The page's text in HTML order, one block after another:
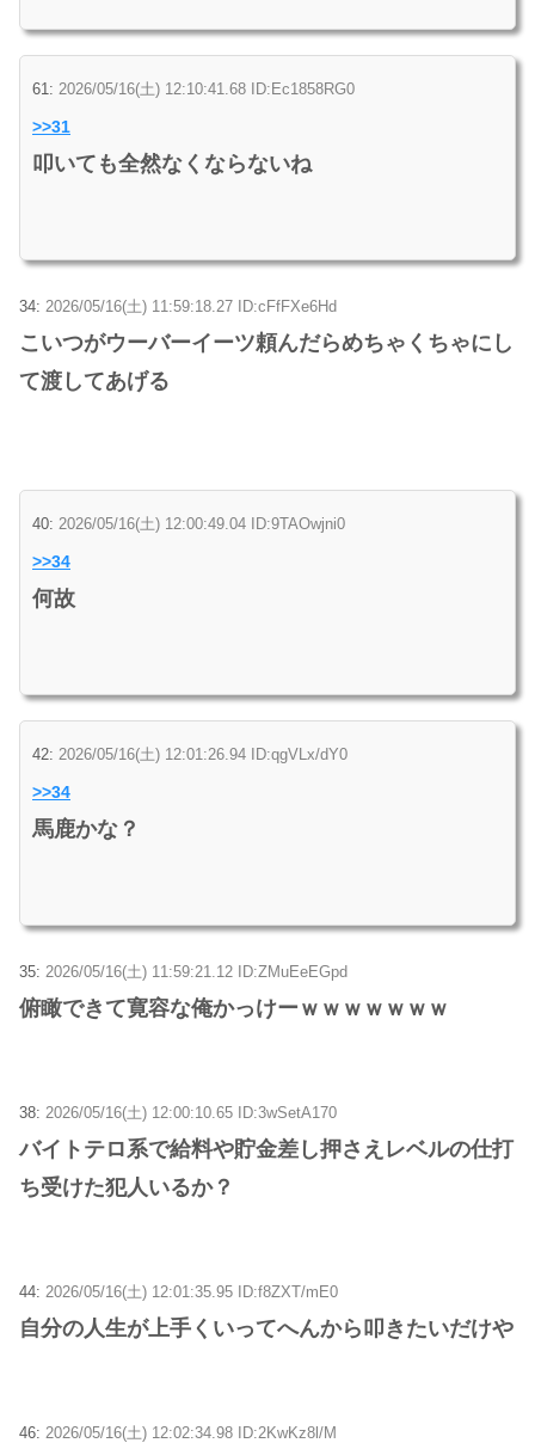
61: 2026/05/16(土) 12:10:41.68 ID:Ec1858RG0
>>31
叩いても全然なくならないね
34: 2026/05/16(土) 11:59:18.27 ID:cFfFXe6Hd
こいつがウーバーイーツ頼んだらめちゃくちゃにし
て渡してあげる
40: 2026/05/16(土) 12:00:49.04 ID:9TAOwjni0
>>34
何故
42: 2026/05/16(土) 12:01:26.94 ID:qgVLx/dY0
>>34
馬鹿かな？
35: 2026/05/16(土) 11:59:21.12 ID:ZMuEeEGpd
俯瞰できて寛容な俺かっけーｗｗｗｗｗｗｗ
38: 2026/05/16(土) 12:00:10.65 ID:3wSetA170
バイトテロ系で給料や貯金差し押さえレベルの仕打
ち受けた犯人いるか？
44: 2026/05/16(土) 12:01:35.95 ID:f8ZXT/mE0
自分の人生が上手くいってへんから叩きたいだけや
46: 2026/05/16(土) 12:02:34.98 ID:2KwKz8l/M